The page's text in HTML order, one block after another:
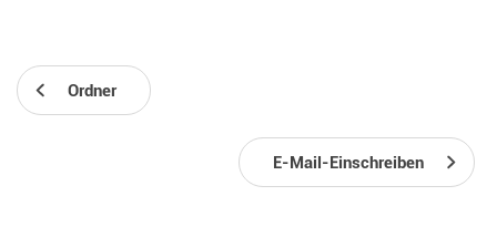
Ordner
E-Mail-Einschreiben